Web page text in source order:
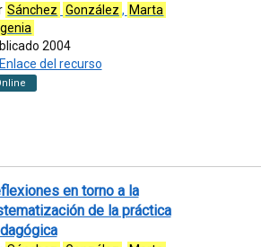
Sánchez González , Marta
2004
del recurso
en torno a la
de la práctica